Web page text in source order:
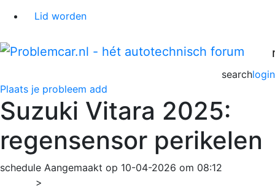
Lid worden
login
search
Plaats je probleem add
Suzuki Vitara 2025:
regensensor perikelen
schedule Aangemaakt op 10-04-2026 om 08:12
>